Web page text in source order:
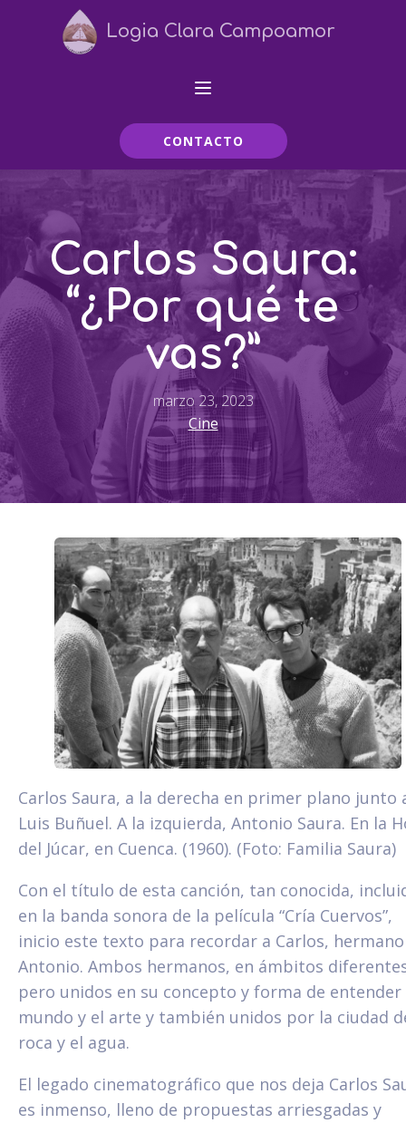
Logia Clara Campoamor
CONTACTO
Carlos Saura:
“¿Por qué te
vas?”
marzo 23, 2023
Cine
Carlos Saura, a la derecha en primer plano junto
Luis Buñuel. A la izquierda, Antonio Saura. En la
del Júcar, en Cuenca. (1960). (Foto: Familia Saura)
Con el título de esta canción, tan conocida,
en la banda sonora de la película “Cría Cuervos”,
inicio este texto para recordar a Carlos,
Antonio. Ambos hermanos, en ámbitos
pero unidos en su concepto y forma de entender
mundo y el arte y también unidos por la ciudad
roca y el agua.
El legado cinematográfico que nos deja Carlos
es inmenso, lleno de propuestas arriesgadas y